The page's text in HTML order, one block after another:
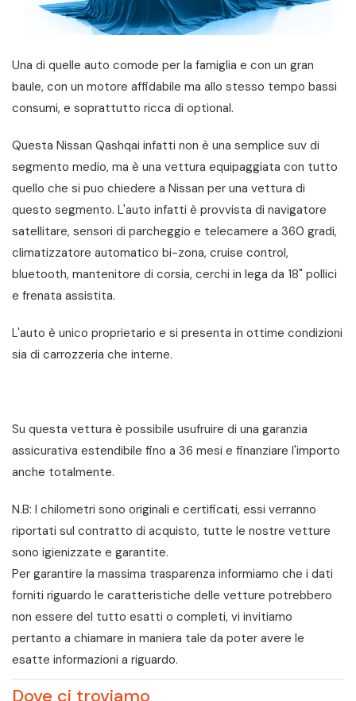
Una di quelle auto comode per la famiglia e con un gran
baule, con un motore affidabile ma allo stesso tempo bassi
consumi, e soprattutto ricca di optional.
Questa Nissan Qashqai infatti non è una semplice suv di
segmento medio, ma è una vettura equipaggiata con tutto
quello che si puo chiedere a Nissan per una vettura di
questo segmento. L'auto infatti è provvista di navigatore
satellitare, sensori di parcheggio e telecamere a 360 gradi,
climatizzatore automatico bi-zona, cruise control,
bluetooth, mantenitore di corsia, cerchi in lega da 18" pollici
e frenata assistita.
L'auto è unico proprietario e si presenta in ottime condizioni
sia di carrozzeria che interne.
Su questa vettura è possibile usufruire di una garanzia
assicurativa estendibile fino a 36 mesi e finanziare l'importo
anche totalmente.
N.B: I chilometri sono originali e certificati, essi verranno
riportati sul contratto di acquisto, tutte le nostre vetture
sono igienizzate e garantite.
Per garantire la massima trasparenza informiamo che i dati
forniti riguardo le caratteristiche delle vetture potrebbero
non essere del tutto esatti o completi, vi invitiamo
pertanto a chiamare in maniera tale da poter avere le
esatte informazioni a riguardo.
Dove ci troviamo